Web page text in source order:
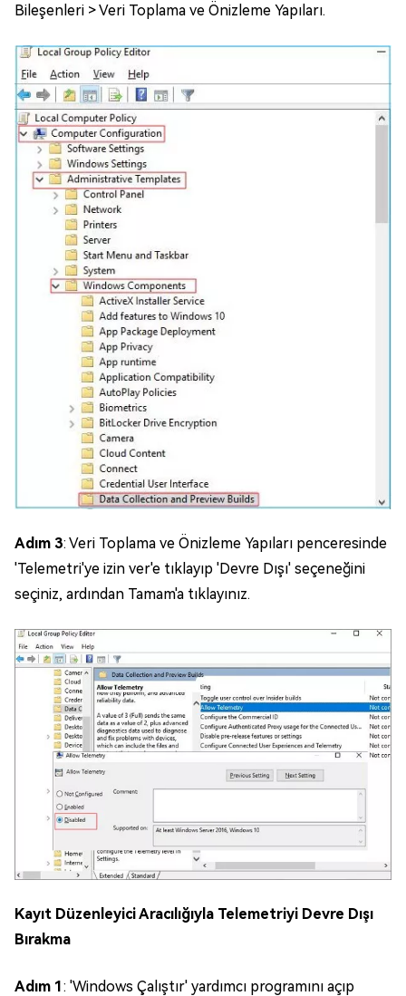
Bileşenleri > Veri Toplama ve Önizleme Yapıları.
Adım 3: Veri Toplama ve Önizleme Yapıları penceresinde
'Telemetri'ye izin ver'e tıklayıp 'Devre Dışı' seçeneğini
seçiniz, ardından Tamam'a tıklayınız.
Kayıt Düzenleyici Aracılığıyla Telemetriyi Devre Dışı
Bırakma
Adım 1: 'Windows Çalıştır' yardımcı programını açıp